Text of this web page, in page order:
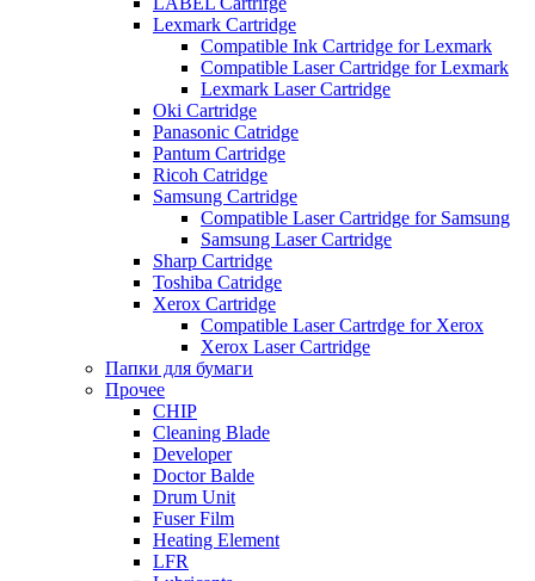
Lexmark Cartridge
Compatible Ink Cartridge for Lexmark
Compatible Laser Cartridge for Lexmark
Lexmark Laser Cartridge
Oki Cartridge
Panasonic Catridge
Pantum Cartridge
Ricoh Catridge
Samsung Cartridge
Compatible Laser Cartridge for Samsung
Samsung Laser Cartridge
Sharp Cartridge
Toshiba Catridge
Xerox Cartridge
Compatible Laser Cartrdge for Xerox
Xerox Laser Cartridge
Папки для бумаги
Прочее
CHIP
Cleaning Blade
Developer
Doctor Balde
Drum Unit
Fuser Film
Heating Element
LFR